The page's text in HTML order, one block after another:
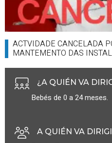
ACTVIDADE CANCELADA
MANTEMENTO DAS
¿A QUIÉN VA
Bebés de 0 a 24 meses.
A QUIÉN VA